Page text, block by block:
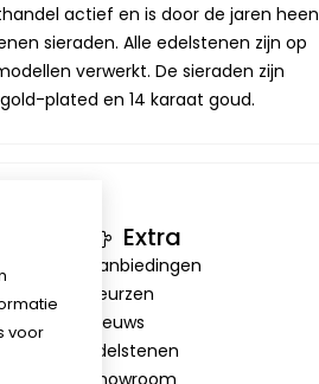
actief en is door de jaren heen
sieraden. Alle edelstenen zijn op
verwerkt. De sieraden zijn
plated en 14 karaat goud.
Extra
Aanbiedingen
Beurzen
Nieuws
Edelstenen
Showroom
voor